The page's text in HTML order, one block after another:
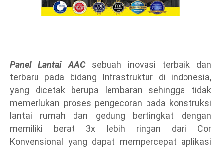
Panel Lantai AACsebuah inovasi terbaik dan
terbaru pada bidang Infrastruktur di indonesia,
yang dicetak berupa lembaran sehingga tidak
memerlukan proses pengecoran pada konstruksi
lantai rumah dan gedung bertingkat dengan
memiliki berat 3x lebih ringan dari Cor
Konvensional yang dapat mempercepat aplikasi